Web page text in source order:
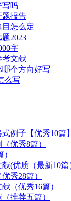
写吗
题报告
怎么定
2023
字
考文献
个方向好写
么写
例子【优秀10篇】
优秀8篇）
(优质（最新10篇
秀28篇）
（优秀16篇）
推荐五篇）